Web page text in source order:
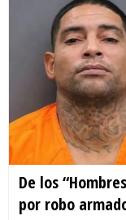
De los
por robo